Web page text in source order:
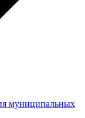
муниципальных